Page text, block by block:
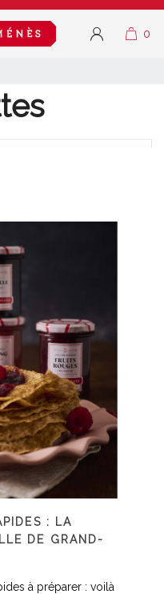
nos
: LA
DE GRAND-
à préparer : voilà